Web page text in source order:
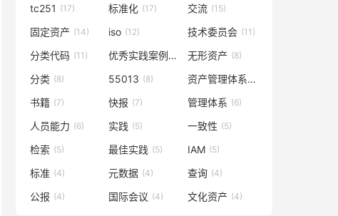
tc251 (17) 标准化 (17) 交流 (15)
固定资产 (14) iso (12) 技术委员会 (11)
分类代码 (11) 优秀实践案例(9) 无形资产 (8)
分类 (8) 55013 (8) 资产管理体系
(7)
书籍 (7) 快报 (7) 管理体系 (6)
人员能力 (6) 实践 (5) 一致性 (5)
检索 (5) 最佳实践 (5) IAM (5)
标准 (4) 元数据 (4) 查询 (4)
公报 (4) 国际会议 (4) 文化资产 (4)